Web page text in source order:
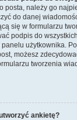
posta, należy go
do danej
się w formularzu
podpis do
użytkownika.
możesz
tworzenia
ankietę?